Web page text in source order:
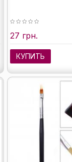
27 грн.
КУПИТЬ